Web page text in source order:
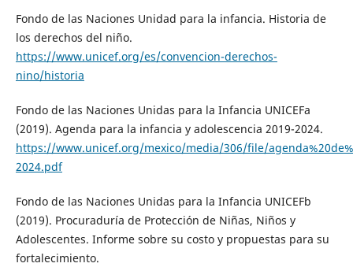
Fondo de las Naciones Unidad para la infancia. Historia de
los derechos del niño.
https://www.unicef.org/es/convencion-derechos-
nino/historia
Fondo de las Naciones Unidas para la Infancia UNICEFa
(2019). Agenda para la infancia y adolescencia 2019-2024.
https://www.unicef.org/mexico/media/306/file/
2024.pdf
Fondo de las Naciones Unidas para la Infancia UNICEFb
(2019). Procuraduría de Protección de Niñas, Niños y
Adolescentes. Informe sobre su costo y propuestas para su
fortalecimiento.